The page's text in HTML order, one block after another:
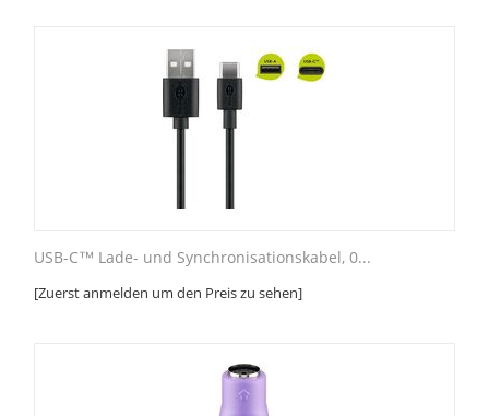
USB-C™ Lade- und Synchronisationskabel, 0...
[Zuerst anmelden um den Preis zu sehen]